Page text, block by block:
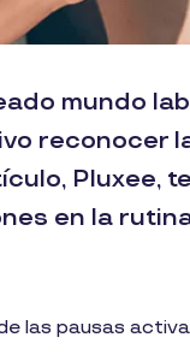
mundo
reconocer
Pluxee,
en la
las pausas